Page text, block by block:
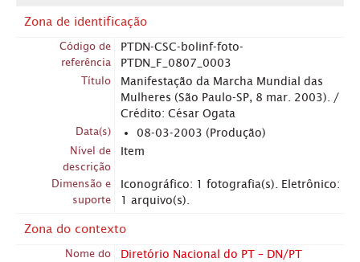
Zona de identificação
Código de
referência
PTDN-CSC-bolinf-foto-
PTDN_F_0807_0003
Título
Manifestação da Marcha Mundial das
Mulheres (São Paulo-SP, 8 mar. 2003). /
Crédito: César Ogata
Data(s) 08-03-2003 (Produção)
Nível de
descrição
Item
Dimensão e
suporte
Iconográfico: 1 fotografia(s). Eletrônico:
1 arquivo(s).
Zona do contexto
Nome do
Diretório Nacional do PT – DN/PT